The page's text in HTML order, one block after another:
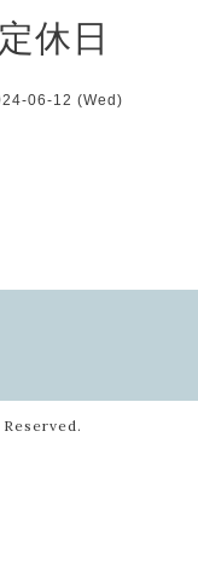
定休日
06-12 (Wed)